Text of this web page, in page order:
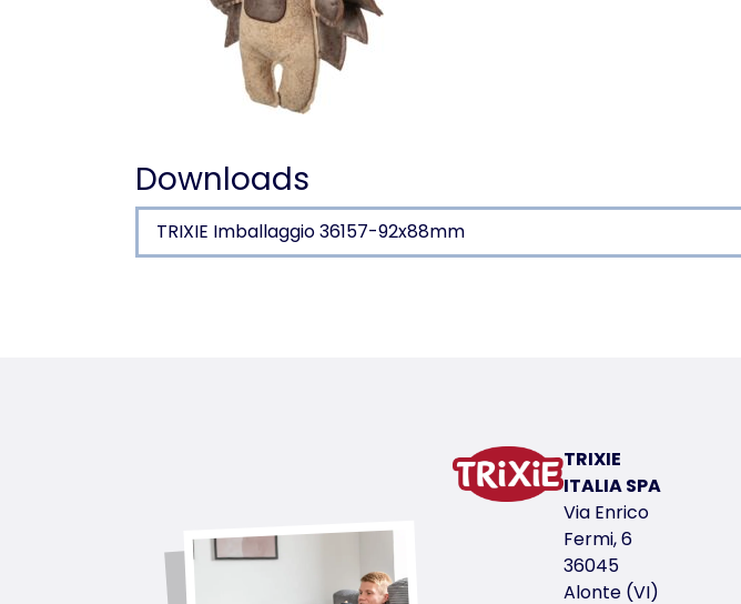
Downloads
TRIXIE Imballaggio 36157-92x88mm
variante di prodotto: numero unico del prodotto 36157
33 cm
TRIXIE
ITALIA SPA
Via Enrico
Fermi, 6
36045
Alonte (VI)